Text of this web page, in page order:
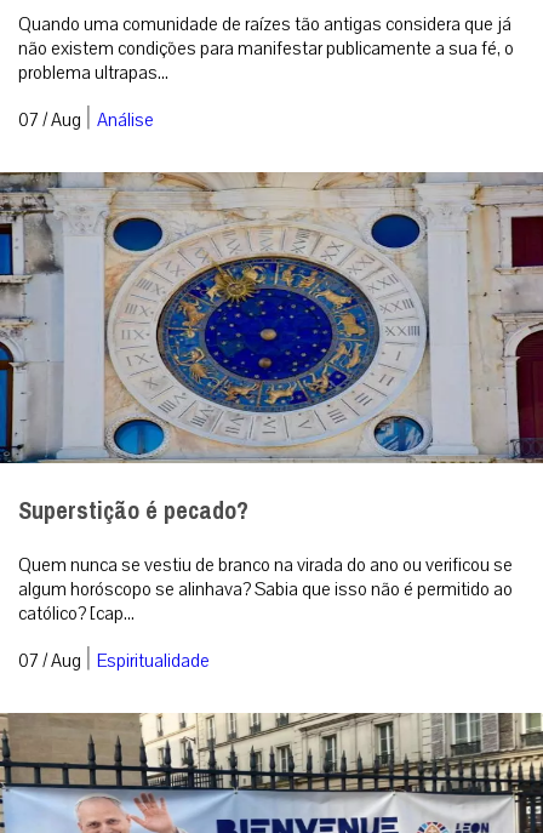
Quando uma comunidade de raízes tão antigas considera que já
não existem condições para manifestar publicamente a sua fé, o
problema ultrapas...
07 / Aug | Análise
Superstição é pecado?
Quem nunca se vestiu de branco na virada do ano ou verificou se
algum horóscopo se alinhava? Sabia que isso não é permitido ao
católico? [cap...
07 / Aug | Espiritualidade